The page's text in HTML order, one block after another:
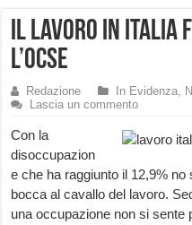
Il lavoro in Italia
l’OCSE
Redazione In Evidenza,
Lascia un commento
Con la
disoccupazion
e che ha raggiunto il 12,9%
bocca al cavallo del lavoro.
una occupazione non si sente